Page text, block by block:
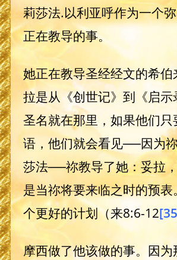
莉莎法.以利亚呼作为一个
正在教导的事。
她正在教导圣经经文的希伯
拉是从《创世记》到《启
圣名就在那里，如果他们只
语，他们就会看见──因为
莎法──祢教导了她：妥拉
是当祢将要来临之时的预表
个更好的计划（来8:6-12
摩西做了他该做的事。因为